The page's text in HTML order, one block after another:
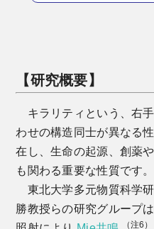
【研究概要】
キラリティという、右
わせの構造同士が異なる
在し、生命の起源、創薬や
も関わる重要な性質です。
東北大学多元物質科学研
勝教授らの研究グループ
（注6）